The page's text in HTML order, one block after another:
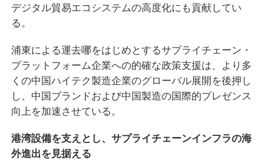
デジタル貿易エコシステムの高度化にも貢献してい
る。
浦東による運去哪をはじめとするサプライチェーン・
プラットフォーム企業への的確な政策支援は、より多
くの中国ハイテク製造企業のグローバル展開を後押し
し、中国ブランドおよび中国製造の国際的プレゼンス
向上を加速させている。
港湾設備を支えとし、サプライチェーンインフラの海
外進出を見据える